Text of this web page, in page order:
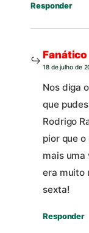
Responder
Fanático
18 de julho de
Nos diga
que
Rodrigo
pior que
mais uma
era muito
sexta!
Responder